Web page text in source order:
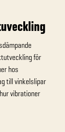
för
hos
till vinkelslipar
vibrationer